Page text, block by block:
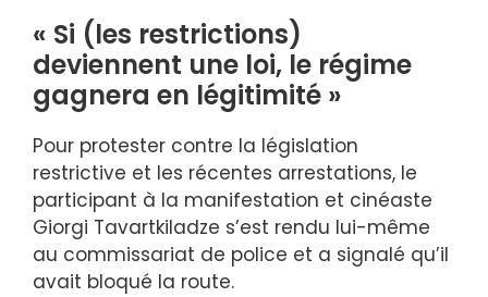
« Si (les restrictions)
deviennent une loi, le régime
gagnera en légitimité »
Pour protester contre la législation
restrictive et les récentes arrestations, le
participant à la manifestation et cinéaste
Giorgi Tavartkiladze s’est rendu lui-même
au commissariat de police et a signalé qu’il
avait bloqué la route.